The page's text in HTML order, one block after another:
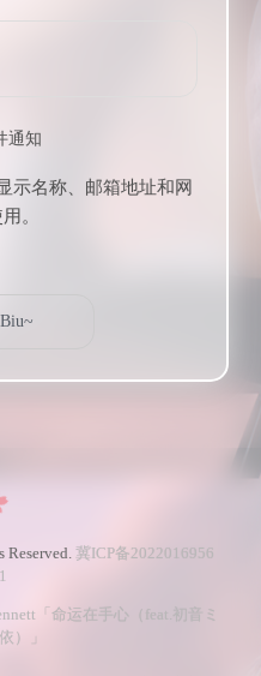
通知
示名称、邮箱地址和网
。
冀ICP备2022016956
「命运在手心（feat.初音ミ
）」